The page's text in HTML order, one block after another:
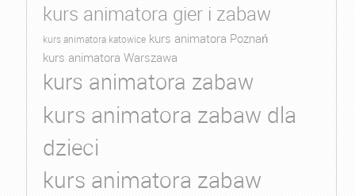
kurs animatora gier i zabaw
kurs animatora katowice kurs animatora Poznań
kurs animatora Warszawa
kurs animatora zabaw
kurs animatora zabaw dla
dzieci
kurs animatora zabaw